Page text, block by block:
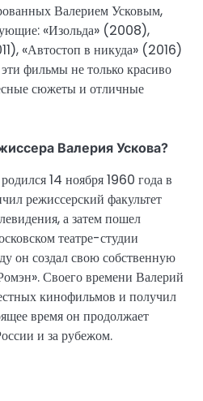
Валерием Усковым,
«Изольда» (2008),
«Автостоп в никуда» (2016)
фильмы не только красиво
сюжеты и отличные
Валерия Ускова?
14 ноября 1960 года в
режиссерский факультет
а затем пошел
театре-студии
он создал свою собственную
Своего времени Валерий
кинофильмов и получил
время он продолжает
и за рубежом.